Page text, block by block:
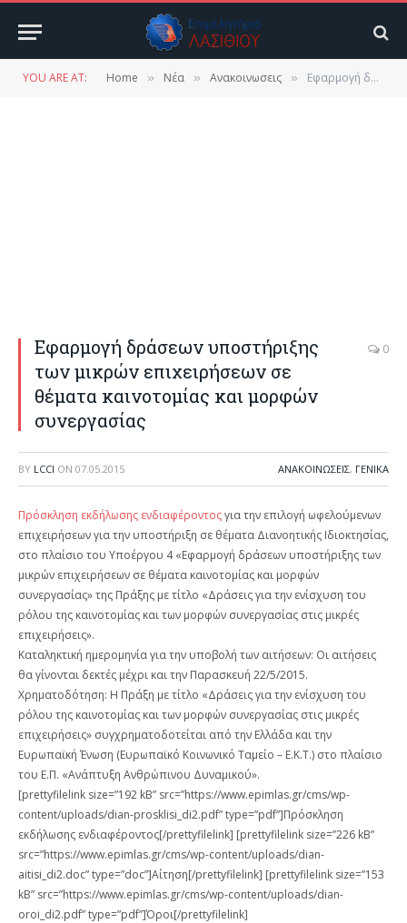
YOU ARE AT: Home » Νέα » Ανακοινωσεις » Εφαρμογή δράσεων υποστήριξης των μικρών επιχειρήσεων σε θέματα καινοτομίας και μορφών συνεργασίας
Εφαρμογή δράσεων υποστήριξης
των μικρών επιχειρήσεων σε
θέματα καινοτομίας και μορφών
συνεργασίας
0
BY LCCI ON 07.05.2015 ΑΝΑΚΟΙΝΩΣΕΙΣ, ΓΕΝΙΚΑ
Πρόσκληση εκδήλωσης ενδιαφέροντοςγια την επιλογή ωφελούμενων
επιχειρήσεων για την υποστήριξη σε θέματα Διανοητικής Ιδιοκτησίας,
στο πλαίσιο του Υποέργου 4 «Εφαρμογή δράσεων υποστήριξης των
μικρών επιχειρήσεων σε θέματα καινοτομίας και μορφών
συνεργασίας» της Πράξης με τίτλο «Δράσεις για την ενίσχυση του
ρόλου της καινοτομίας και των μορφών συνεργασίας στις μικρές
επιχειρήσεις».
Καταληκτική ημερομηνία για την υποβολή των αιτήσεων: Οι αιτήσεις
θα γίνονται δεκτές μέχρι και την Παρασκευή 22/5/2015.
Χρηματοδότηση: Η Πράξη με τίτλο «Δράσεις για την ενίσχυση του
ρόλου της καινοτομίας και των μορφών συνεργασίας στις μικρές
επιχειρήσεις» συγχρηματοδοτείται από την Ελλάδα και την
Ευρωπαϊκή Ένωση (Ευρωπαϊκό Κοινωνικό Ταμείο – Ε.Κ.Τ.) στο πλαίσιο
του Ε.Π. «Ανάπτυξη Ανθρώπινου Δυναμικού».
[prettyfilelink size=”192 kB” src=”https://www.epimlas.gr/cms/wp-
content/uploads/dian-prosklisi_di2.pdf” type=”pdf”]Πρόσκληση
εκδήλωσης ενδιαφέροντος[/prettyfilelink] [prettyfilelink size=”226 kB”
src=”https://www.epimlas.gr/cms/wp-content/uploads/dian-
aitisi_di2.doc” type=”doc”]Αίτηση[/prettyfilelink] [prettyfilelink size=”153
kB” src=”https://www.epimlas.gr/cms/wp-content/uploads/dian-
oroi_di2.pdf” type=”pdf”]Όροι[/prettyfilelink]